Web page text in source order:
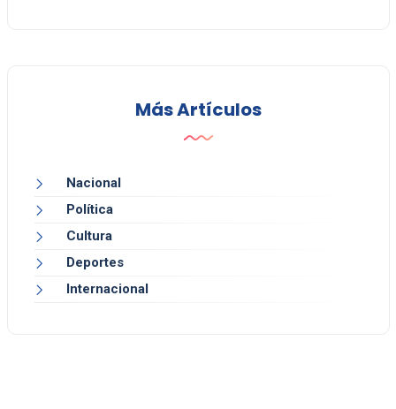
Más Artículos
Nacional
Política
Cultura
Deportes
Internacional